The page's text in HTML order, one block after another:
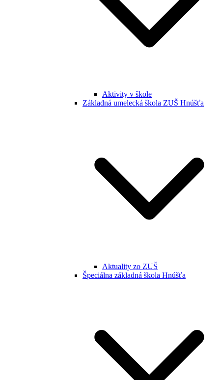
Aktivity v škole
Základná umelecká škola ZUŠ Hnúšťa
Aktuality zo ZUŠ
Špeciálna základná škola Hnúšťa